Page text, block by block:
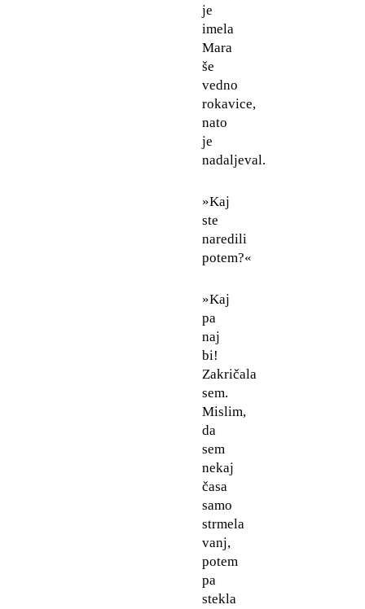
je
imela
Mara
še
vedno
rokavice,
nato
je
nadaljeval.
»Kaj
ste
naredili
potem?«
»Kaj
pa
naj
bi!
Zakričala
sem.
Mislim,
da
sem
nekaj
časa
samo
strmela
vanj,
potem
pa
stekla